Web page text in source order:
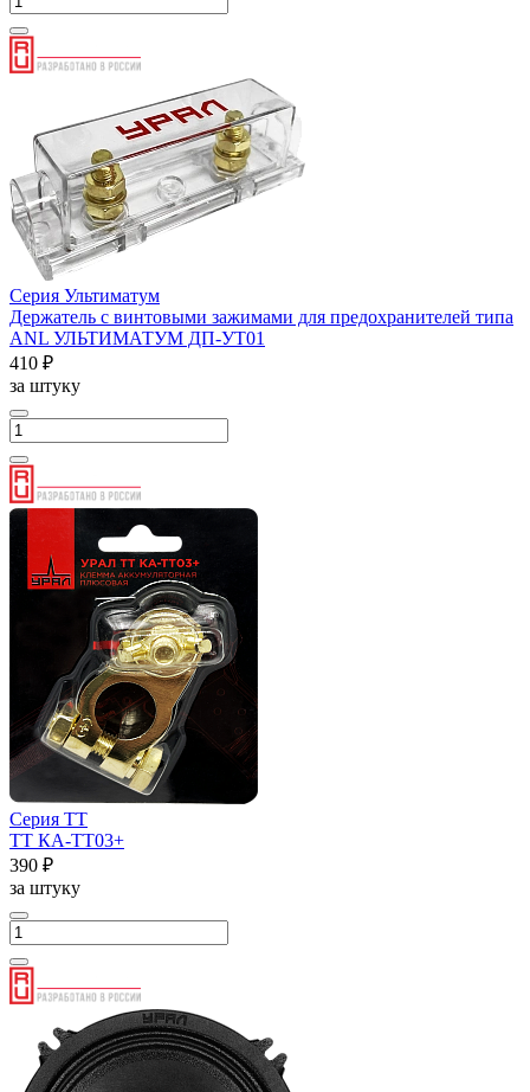
Серия Ультиматум
Держатель с винтовыми зажимами для предохранителей типа
ANL УЛЬТИМАТУМ ДП-УТ01
410 ₽
за штуку
Серия ТТ
ТТ КА-ТТ03+
390 ₽
за штуку